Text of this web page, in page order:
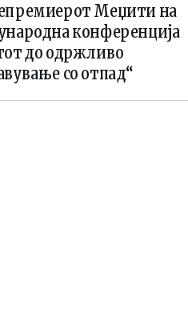
Меџити на
конференција
до одржливо
со отпад“